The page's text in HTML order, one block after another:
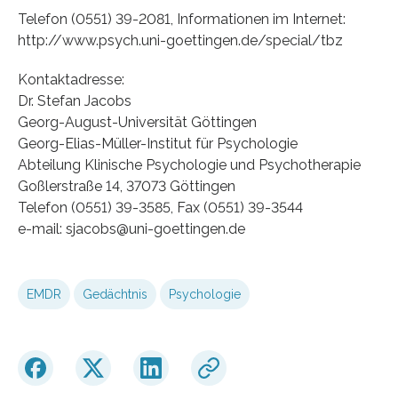
Telefon (0551) 39-2081, Informationen im Internet:
http://www.psych.uni-goettingen.de/special/tbz
Kontaktadresse:
Dr. Stefan Jacobs
Georg-August-Universität Göttingen
Georg-Elias-Müller-Institut für Psychologie
Abteilung Klinische Psychologie und Psychotherapie
Goßlerstraße 14, 37073 Göttingen
Telefon (0551) 39-3585, Fax (0551) 39-3544
e-mail: sjacobs@uni-goettingen.de
EMDR Gedächtnis Psychologie